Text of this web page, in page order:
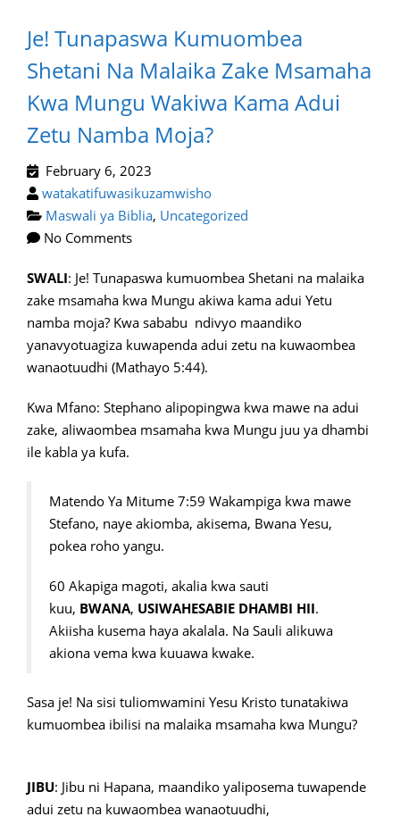
Je! Tunapaswa Kumuombea
Shetani Na Malaika Zake Msamaha
Kwa Mungu Wakiwa Kama Adui
Zetu Namba Moja?
February 6, 2023
watakatifuwasikuzamwisho
Maswali ya Biblia, Uncategorized
No Comments
SWALI: Je! Tunapaswa kumuombea Shetani na malaika
zake msamaha kwa Mungu akiwa kama adui Yetu
namba moja? Kwa sababu ndivyo maandiko
yanavyotuagiza kuwapenda adui zetu na kuwaombea
wanaotuudhi (Mathayo 5:44).
Kwa Mfano: Stephano alipopingwa kwa mawe na adui
zake, aliwaombea msamaha kwa Mungu juu ya dhambi
ile kabla ya kufa.
Matendo Ya Mitume 7:59 Wakampiga kwa mawe
Stefano, naye akiomba, akisema, Bwana Yesu,
pokea roho yangu.
60 Akapiga magoti, akalia kwa sauti
kuu, BWANA, USIWAHESABIE DHAMBI HII.
Akiisha kusema haya akalala. Na Sauli alikuwa
akiona vema kwa kuuawa kwake.
Sasa je! Na sisi tuliomwamini Yesu Kristo tunatakiwa
kumuombea ibilisi na malaika msamaha kwa Mungu?
JIBU: Jibu ni Hapana, maandiko yaliposema tuwapende
adui zetu na kuwaombea wanaotuudhi,